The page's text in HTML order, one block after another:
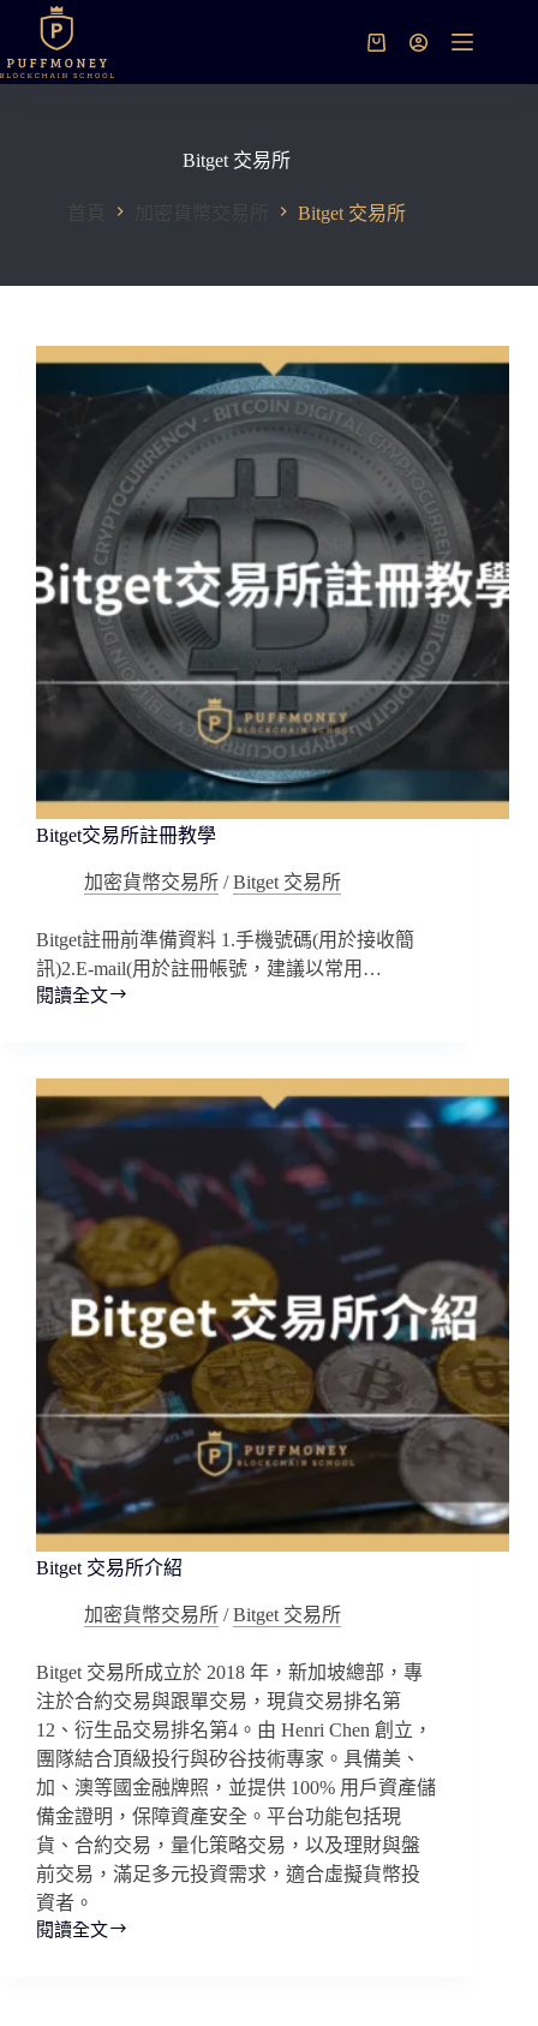
主
購
物
Bitget 交易所
Bitget 交易所
Bitget交易所註冊教學
加密貨幣交易所 /Bitget 交易所
Bitget註冊前準備資料 1.手機號碼(用於接收簡
訊)2.E-mail(用於註冊帳號，建議以常用…
閱讀全文
Bitget
所
註
Bitget 交易所介紹
加密貨幣交易所 /Bitget 交易所
Bitget 交易所成立於 2018 年，新加坡總部，專
注於合約交易與跟單交易，現貨交易排名第
12、衍生品交易排名第4。由 Henri Chen 創立，
團隊結合頂級投行與矽谷技術專家。具備美、
加、澳等國金融牌照，並提供 100% 用戶資產儲
備金證明，保障資產安全。平台功能包括現
貨、合約交易，量化策略交易，以及理財與盤
前交易，滿足多元投資需求，適合虛擬貨幣投
資者。
閱讀全文
Bitget